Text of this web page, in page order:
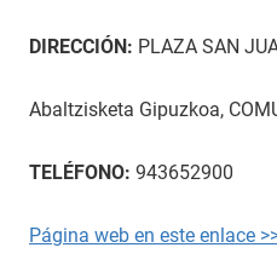
DIRECCIÓN: PLAZA SAN
Abaltzisketa Gipuzkoa,
TELÉFONO: 943652900
Página web en este enlace